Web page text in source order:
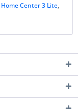
Home Center 3 Lite,